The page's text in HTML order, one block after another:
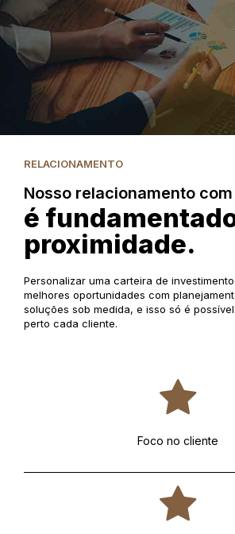
RELACIONAMENTO
Nosso relacionamento
é
proximidade.
Personalizar uma carteira de
melhores oportunidades com
soluções sob medida, e isso só é
perto cada cliente.
Foco no cliente